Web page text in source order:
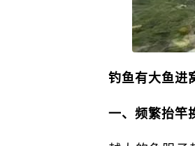
钓鱼有大鱼进
一、频繁抬竿